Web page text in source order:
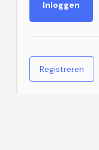
Registreren